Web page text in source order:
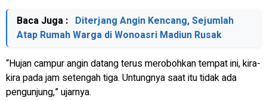
Baca Juga : Diterjang Angin Kencang, Sejumlah
Atap Rumah Warga di Wonoasri Madiun Rusak
“Hujan campur angin datang terus merobohkan tempat ini, kira-
kira pada jam setengah tiga. Untungnya saat itu tidak ada
pengunjung,” ujarnya.